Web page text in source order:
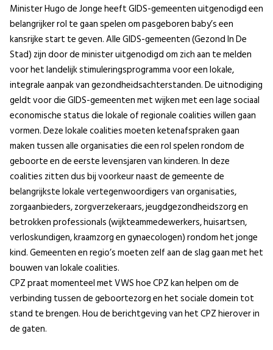
Minister Hugo de Jonge heeft GIDS-gemeenten uitgenodigd een
belangrijker rol te gaan spelen om pasgeboren baby’s een
kansrijke start te geven. Alle GIDS-gemeenten (Gezond In De
Stad) zijn door de minister uitgenodigd om zich aan te melden
voor het landelijk stimuleringsprogramma voor een lokale,
integrale aanpak van gezondheidsachterstanden. De uitnodiging
geldt voor die GIDS-gemeenten met wijken met een lage sociaal
economische status die lokale of regionale coalities willen gaan
vormen. Deze lokale coalities moeten ketenafspraken gaan
maken tussen alle organisaties die een rol spelen rondom de
geboorte en de eerste levensjaren van kinderen. In deze
coalities zitten dus bij voorkeur naast de gemeente de
belangrijkste lokale vertegenwoordigers van organisaties,
zorgaanbieders, zorgverzekeraars, jeugdgezondheidszorg en
betrokken professionals (wijkteammedewerkers, huisartsen,
verloskundigen, kraamzorg en gynaecologen) rondom het jonge
kind. Gemeenten en regio’s moeten zelf aan de slag gaan met het
bouwen van lokale coalities.
CPZ praat momenteel met VWS hoe CPZ kan helpen om de
verbinding tussen de geboortezorg en het sociale domein tot
stand te brengen. Hou de berichtgeving van het CPZ hierover in
de gaten.